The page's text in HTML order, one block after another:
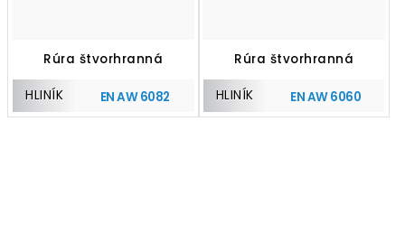
Rúra štvorhranná
HLINÍK EN AW 6082
Rúra štvorhranná
HLINÍK EN AW 6060